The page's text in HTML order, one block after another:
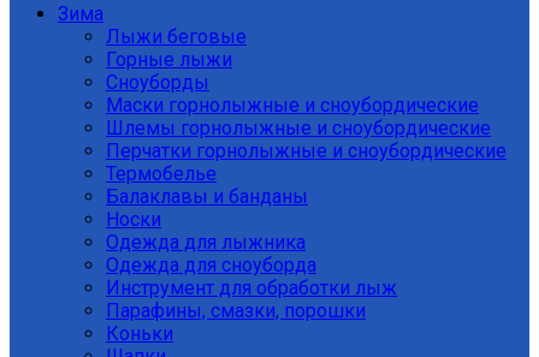
Зима
Лыжи беговые
Горные лыжи
Сноуборды
Маски горнолыжные и сноубордические
Шлемы горнолыжные и сноубордические
Перчатки горнолыжные и сноубордические
Термобелье
Балаклавы и банданы
Носки
Одежда для лыжника
Одежда для сноуборда
Инструмент для обработки лыж
Парафины, смазки, порошки
Коньки